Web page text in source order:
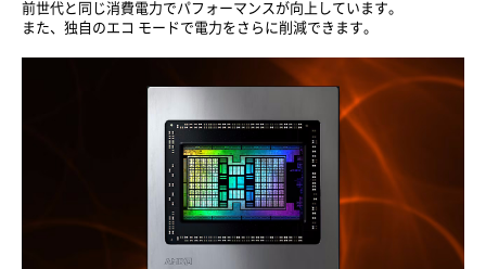
前世代と同じ消費電力でパフォーマンスが向上しています。
また、独自のエコ モードで電力をさらに削減できます。